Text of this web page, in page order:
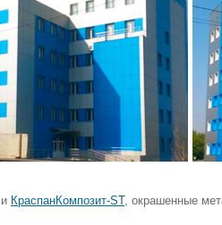
КраспанКомпозит-ST, окрашенные